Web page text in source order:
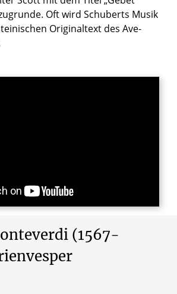
Oft wird Schuberts Musik
Originaltext des Ave-
(1567-